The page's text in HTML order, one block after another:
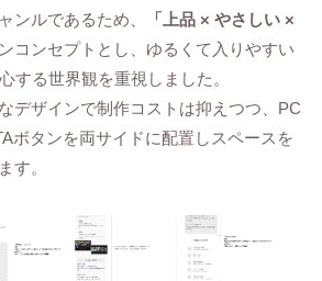
ンルであるため、
「上品 × やさしい ×
コンセプトとし、ゆるくて入りやすい
する世界観を重視しました。
デザインで制作コストは抑えつつ、PC
ボタンを両サイドに配置しスペースを
す。